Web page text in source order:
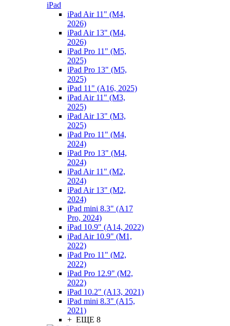
iPad
iPad Air 11" (M4,
2026)
iPad Air 13" (M4,
2026)
iPad Pro 11" (M5,
2025)
iPad Pro 13" (M5,
2025)
iPad 11" (A16, 2025)
iPad Air 11" (M3,
2025)
iPad Air 13" (M3,
2025)
iPad Pro 11" (M4,
2024)
iPad Pro 13" (M4,
2024)
iPad Air 11" (M2,
2024)
iPad Air 13" (M2,
2024)
iPad mini 8.3" (A17
Pro, 2024)
iPad 10.9" (A14, 2022)
iPad Air 10.9" (M1,
2022)
iPad Pro 11" (M2,
2022)
iPad Pro 12.9" (M2,
2022)
iPad 10.2" (A13, 2021)
iPad mini 8.3" (A15,
2021)
+ ЕЩЕ 8